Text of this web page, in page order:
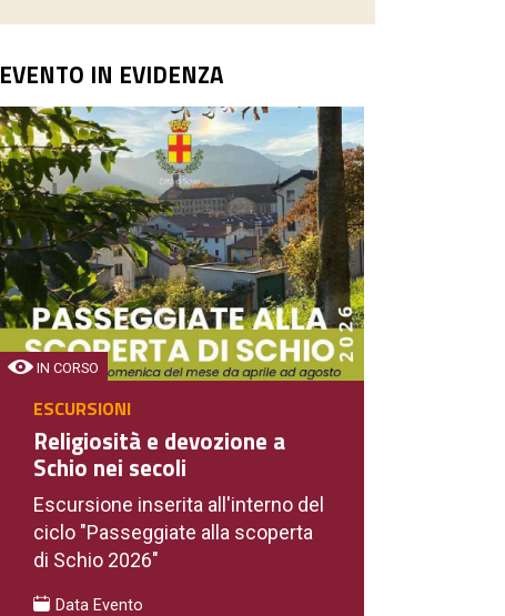
EVENTO IN EVIDENZA
IN CORSO
ESCURSIONI
Religiosità e devozione a
Schio nei secoli
Escursione inserita all'interno del
ciclo "Passeggiate alla scoperta
di Schio 2026"
Data Evento